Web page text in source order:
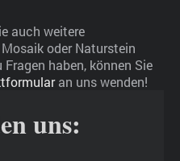
auch weitere
oder Naturstein
haben, können Sie
formularan uns wenden!
uns: